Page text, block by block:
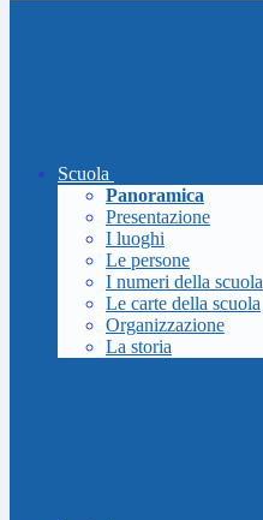
Scuola
Panoramica
Presentazione
I luoghi
Le persone
I numeri della scuola
Le carte della scuola
Organizzazione
La storia